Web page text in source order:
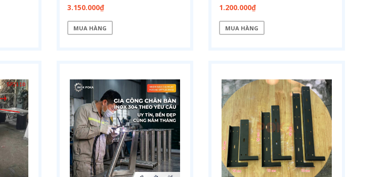
3.150.000₫
MUA HÀNG
1.200.000₫
MUA HÀNG